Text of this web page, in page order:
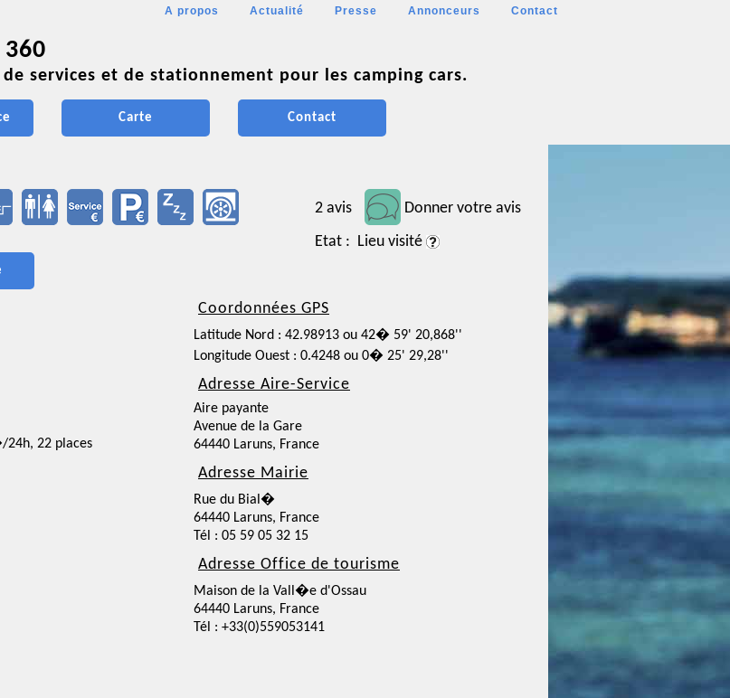
A propos Actualité Presse Annonceurs Contact
de services et de stationnement pour les camping cars.
Carte Contact
2 avis
Donner votre avis
Etat : Lieu visité
22 places
Coordonnées GPS
Latitude Nord : 42.98913 ou 42� 59' 20,868''
Longitude Ouest : 0.4248 ou 0� 25' 29,28''
Adresse Aire-Service
Aire payante
Avenue de la Gare
64440 Laruns, France
Adresse Mairie
Rue du Bial�
64440 Laruns, France
Tél : 05 59 05 32 15
Adresse Office de tourisme
Maison de la Vall�e d'Ossau
64440 Laruns, France
Tél : +33(0)559053141